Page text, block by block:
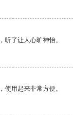
听了让人心旷神怡。
使用起来非常方便。